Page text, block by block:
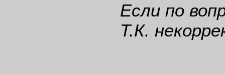
Если по
Т.К.